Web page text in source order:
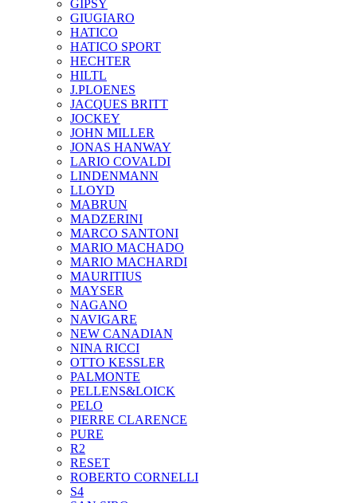
GIPSY
GIUGIARO
HATICO
HATICO SPORT
HECHTER
HILTL
J.PLOENES
JAСQUES BRITT
JOCKEY
JOHN MILLER
JONAS HANWAY
LARIO COVALDI
LINDENMANN
LLOYD
MABRUN
MADZERINI
MARCO SANTONI
MARIO MACHADO
MARIO MACHARDI
MAURITIUS
MAYSER
NAGANO
NAVIGARE
NEW CANADIAN
NINA RICCI
OTTO KESSLER
PALMONTE
PELLENS&LOICK
PELO
PIERRE CLARENCE
PURE
R2
RESET
ROBERTO CORNELLI
S4